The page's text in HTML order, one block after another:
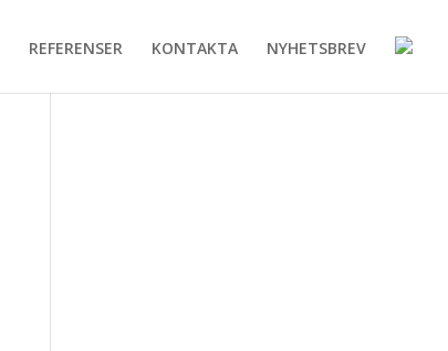
REFERENSER KONTAKTA NYHETSBREV